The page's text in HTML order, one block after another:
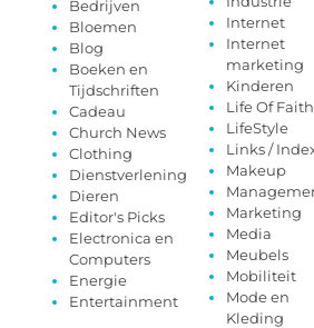
Bedrijven
Bloemen
Blog
Boeken en
Tijdschriften
Cadeau
Church News
Clothing
Dienstverlening
Dieren
Editor's Picks
Electronica en
Computers
Energie
Entertainment
Internet
Internet
marketing
Kinderen
Life Of Faith
LifeStyle
Links /
Makeup
Marketing
Media
Meubels
Mobiliteit
Mode en
Kleding